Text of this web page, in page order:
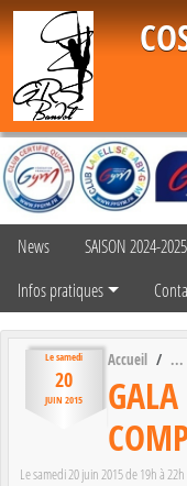
News SAISON 2024-2025
Infos pratiques
Lesamedi
20
JUIN 2015
Accueil
Lesamedi20juin 2015de 19h à 22h
Panneau de gestion des cookies